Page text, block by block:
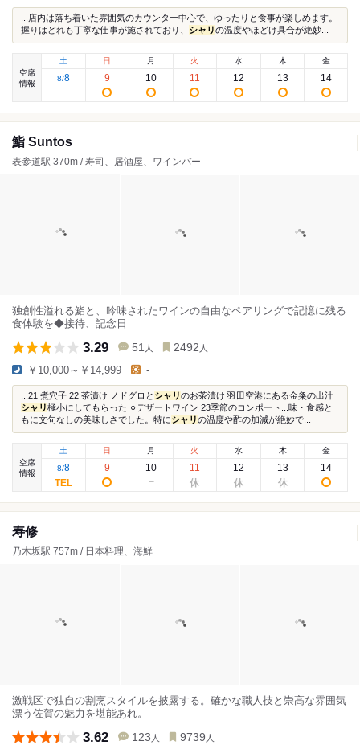
...店内は落ち着いた雰囲気のカウンター中心で、ゆったりと食事が楽しめます。
握りはどれも丁寧な仕事が施されており、 シャリの温度やほどけ具合が絶妙...
空席
情報
土
8/8
日
9
月
10
火
11
水
12
木
13
金
14
鮨 Suntos
表参道駅 370m / 寿司、居酒屋、ワインバー
独創性溢れる鮨と、吟味されたワインの自由なペアリングで記憶に残る
食体験を◆接待、記念日
3.29 51 人 2492 人
￥10,000～￥14,999 -
...21 煮穴子 22 茶漬け ノドグロと シャリのお茶漬け 羽田空港にある金粂の出汁
シャリ極小にしてもらった ⚪︎デザートワイン 23季節のコンポート...味・食感と
もに文句なしの美味しさでした。特にシャリの温度や酢の加減が絶妙で...
空席
情報
土
8/8
日
9
月
10
火
11
水
12
木
13
金
14
寿修
乃木坂駅 757m / 日本料理、海鮮
激戦区で独自の割烹スタイルを披露する。確かな職人技と崇高な雰囲気
漂う佐賀の魅力を堪能あれ。
3.62 123 人 9739 人